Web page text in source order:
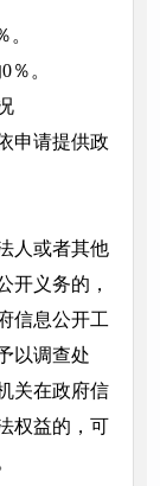
。
申请提供政
人或者其他
开义务的，
信息公开工
以调查处
关在政府信
权益的，可